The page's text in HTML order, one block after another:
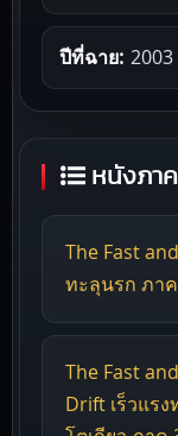
ปีที่ฉาย: 2003
หนังภา
The Fast
ทะลุนรก ภาค
The Fast
Drift เร็วแร